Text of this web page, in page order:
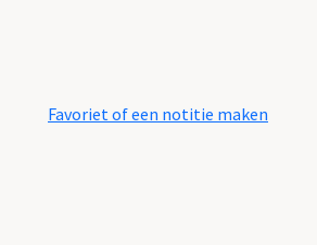
Favoriet of een notitie maken